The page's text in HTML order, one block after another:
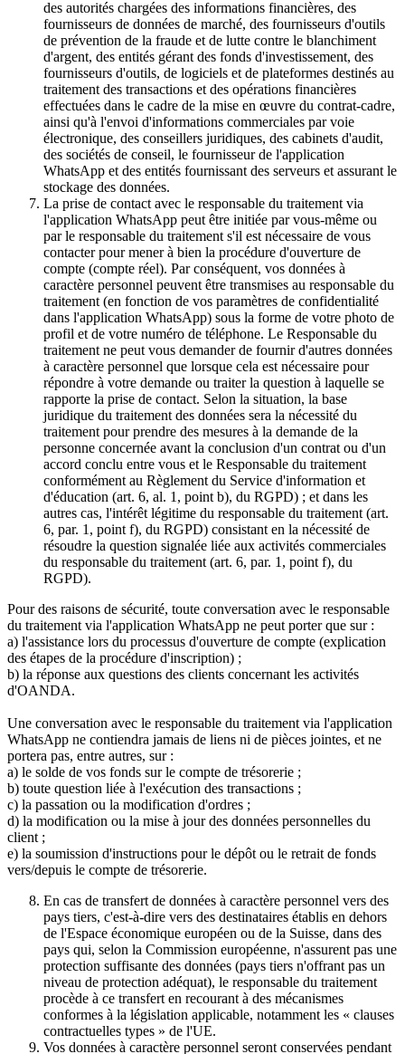
des autorités chargées des informations financières, des
fournisseurs de données de marché, des fournisseurs d'outils
de prévention de la fraude et de lutte contre le blanchiment
d'argent, des entités gérant des fonds d'investissement, des
fournisseurs d'outils, de logiciels et de plateformes destinés au
traitement des transactions et des opérations financières
effectuées dans le cadre de la mise en œuvre du contrat-cadre,
ainsi qu'à l'envoi d'informations commerciales par voie
électronique, des conseillers juridiques, des cabinets d'audit,
des sociétés de conseil, le fournisseur de l'application
WhatsApp et des entités fournissant des serveurs et assurant le
stockage des données.
La prise de contact avec le responsable du traitement via
l'application WhatsApp peut être initiée par vous-même ou
par le responsable du traitement s'il est nécessaire de vous
contacter pour mener à bien la procédure d'ouverture de
compte (compte réel). Par conséquent, vos données à
caractère personnel peuvent être transmises au responsable du
traitement (en fonction de vos paramètres de confidentialité
dans l'application WhatsApp) sous la forme de votre photo de
profil et de votre numéro de téléphone. Le Responsable du
traitement ne peut vous demander de fournir d'autres données
à caractère personnel que lorsque cela est nécessaire pour
répondre à votre demande ou traiter la question à laquelle se
rapporte la prise de contact. Selon la situation, la base
juridique du traitement des données sera la nécessité du
traitement pour prendre des mesures à la demande de la
personne concernée avant la conclusion d'un contrat ou d'un
accord conclu entre vous et le Responsable du traitement
conformément au Règlement du Service d'information et
d'éducation (art. 6, al. 1, point b), du RGPD) ; et dans les
autres cas, l'intérêt légitime du responsable du traitement (art.
6, par. 1, point f), du RGPD) consistant en la nécessité de
résoudre la question signalée liée aux activités commerciales
du responsable du traitement (art. 6, par. 1, point f), du
RGPD).
Pour des raisons de sécurité, toute conversation avec le responsable
du traitement via l'application WhatsApp ne peut porter que sur :
a) l'assistance lors du processus d'ouverture de compte (explication
des étapes de la procédure d'inscription) ;
b) la réponse aux questions des clients concernant les activités
d'OANDA.
Une conversation avec le responsable du traitement via l'application
WhatsApp ne contiendra jamais de liens ni de pièces jointes, et ne
portera pas, entre autres, sur :
a) le solde de vos fonds sur le compte de trésorerie ;
b) toute question liée à l'exécution des transactions ;
c) la passation ou la modification d'ordres ;
d) la modification ou la mise à jour des données personnelles du
client ;
e) la soumission d'instructions pour le dépôt ou le retrait de fonds
vers/depuis le compte de trésorerie.
En cas de transfert de données à caractère personnel vers des
pays tiers, c'est-à-dire vers des destinataires établis en dehors
de l'Espace économique européen ou de la Suisse, dans des
pays qui, selon la Commission européenne, n'assurent pas une
protection suffisante des données (pays tiers n'offrant pas un
niveau de protection adéquat), le responsable du traitement
procède à ce transfert en recourant à des mécanismes
conformes à la législation applicable, notamment les « clauses
contractuelles types » de l'UE.
Vos données à caractère personnel seront conservées pendant